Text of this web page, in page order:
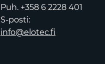
Puh. +358 6 2228 401
S-posti:
info@elotec.fi